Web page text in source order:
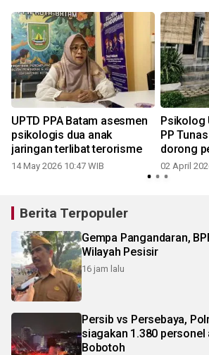
UPTD PPA Batam asesmen
psikologis dua anak
jaringan terlibat terorisme
14 May 2026 10:47 WIB
Psikolog
PP
dorong
pada
02 April
Berita Terpopuler
Gempa Pangandaran,
Wilayah Pesisir
16 jam lalu
Persib vs Persebaya,
siagakan 1.380
Bobotoh